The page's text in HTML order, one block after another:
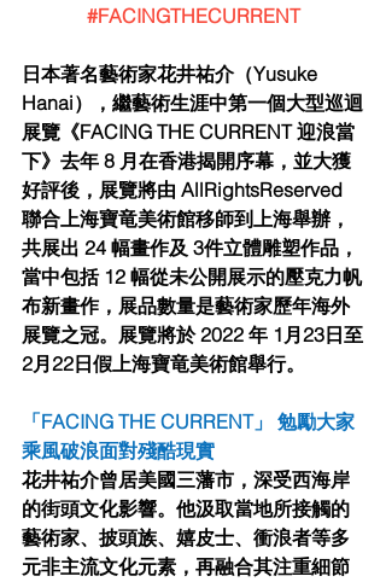
#FACINGTHECURRENT
⽇本著名藝術家花井祐介（Yusuke
Hanai），繼藝術⽣涯中第⼀個⼤型巡迴
展覽《FACING THE CURRENT 迎浪當
下》去年 8 ⽉在⾹港揭開序幕，並⼤獲
好評後，展覽將由 AllRightsReserved
聯合上海寶⻯美術館移師到上海舉辦，
共展出 24 幅畫作及 3件⽴體雕塑作品，
當中包括 12 幅從未公開展⽰的壓克⼒帆
布新畫作，展品數量是藝術家歷年海外
展覽之冠。展覽將於 2022 年 1⽉23⽇⾄
2⽉22⽇假上海寶⻯美術館舉⾏。
「FACING THE CURRENT」 勉勵⼤家
乘⾵破浪⾯對殘酷現實
花井祐介曾居美國三藩市，深受⻄海岸
的街頭⽂化影響。他汲取當地所接觸的
藝術家、披頭族、嬉⽪⼠、衝浪者等多
元⾮主流⽂化元素，再融合其注重細節